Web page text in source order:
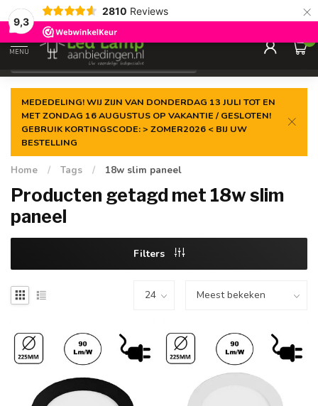
9,3
2810 Reviews ×
Gegarandeerde delaagste prijs
MENU
0
MEDEDELING! WIJ ZIJN VAN DONDERDAG 13 JULI TOT EN
MET ZONDAG 16 AUGUSTUS OP VAKANTIE / GESLOTEN!
GEBRUIK KORTINGSCODE: > ZOMER2026 < BIJ UW
BESTELLING
Home / Tags / 18w slim paneel
Producten getagd met 18w slim
paneel
Filters